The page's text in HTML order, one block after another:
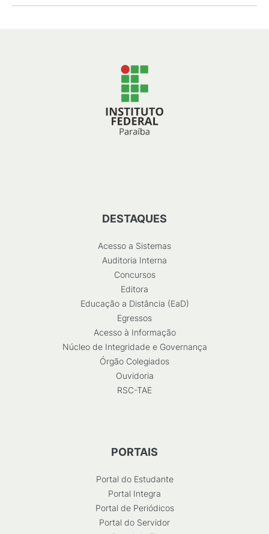
DESTAQUES
Acesso a Sistemas
Auditoria Interna
Concursos
Editora
Educação a Distância (EaD)
Egressos
Acesso à Informação
Núcleo de Integridade e Governança
Órgão Colegiados
Ouvidoria
RSC-TAE
PORTAIS
Portal do Estudante
Portal Integra
Portal de Periódicos
Portal do Servidor